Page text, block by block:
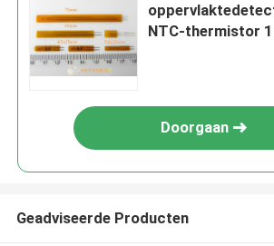
NTC-thermistor
Doorgaan
Geadviseerde Producten